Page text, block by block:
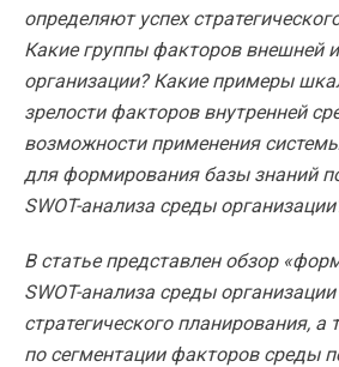
определяют успех
Какие группы факторов внешней
организации? Какие примеры
зрелости факторов внутренней
возможности применения
для формирования базы знаний
SWOT-анализа среды
В статье представлен обзор
SWOT-анализа среды
стратегического планирования, а
по сегментации факторов среды